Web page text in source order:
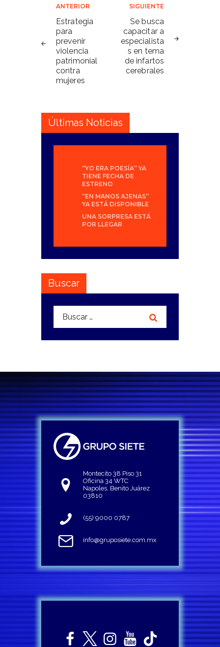
Navegación
de
entradas
ANTERIOR
Estrategia
para
prevenir
violencia
patrimonial
contra
mujeres
SIGUIENTE
Se busca
capacitar a
especialista
s en tema
de infartos
cerebrales
Últimas Noticias
“YO ERA POESÍA” YA
TIENE FECHA DE
ESTRENO
“EN MANOS AJENAS”
YA ESTÁ DISPONIBLE
UNA SORPRESA ESTÁ
POR LLEGAR
Buscar
Buscar:
Montecito 38 Piso 31
Oficina 34 WTC
Napoles, Benito Juárez
03810
(55) 9000 0787
info@gruposiete.com.mx